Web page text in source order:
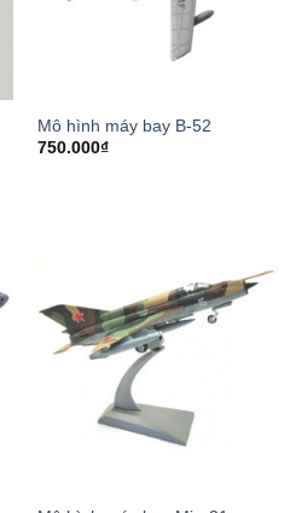
Mô hình máy bay B-52
750.000₫